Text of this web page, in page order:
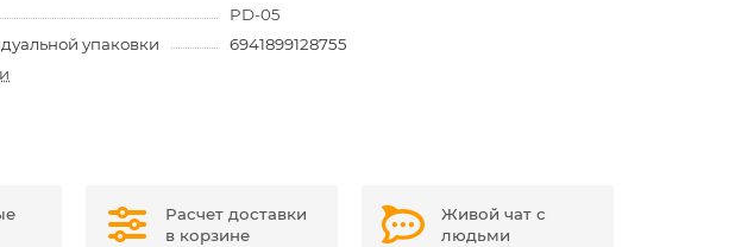
PD-05
упаковки
6941899128755
Расчет доставки
в корзине
Живой чат с
людьми